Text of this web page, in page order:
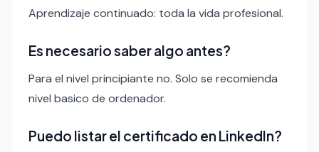
Aprendizaje continuado: toda la vida profesional.
Es necesario saber algo antes?
Para el nivel principiante no. Solo se recomienda
nivel basico de ordenador.
Puedo listar el certificado en LinkedIn?